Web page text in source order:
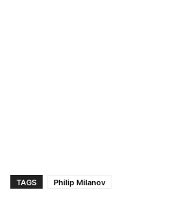
TAGS Philip Milanov